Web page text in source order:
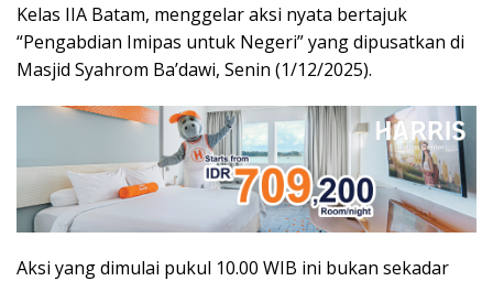
Kelas IIA Batam, menggelar aksi nyata bertajuk
“Pengabdian Imipas untuk Negeri” yang dipusatkan di
Masjid Syahrom Ba’dawi, Senin (1/12/2025).
Aksi yang dimulai pukul 10.00 WIB ini bukan sekadar